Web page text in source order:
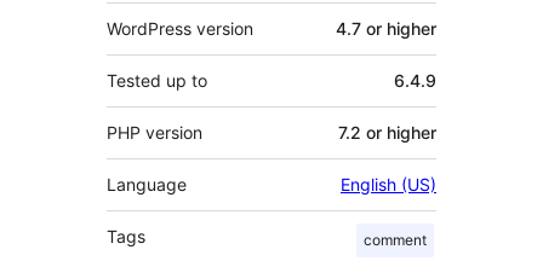
WordPress version 4.7 or higher
Tested up to 6.4.9
PHP version 7.2 or higher
Language English (US)
Tags comment